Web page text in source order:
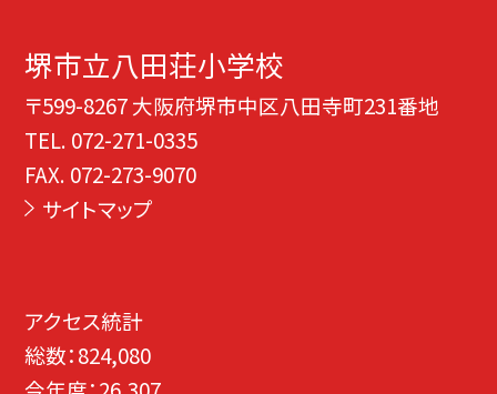
堺市立八田荘小学校
〒599-8267 大阪府堺市中区八田寺町231番地
TEL. 072-271-0335
FAX. 072-273-9070
サイトマップ
アクセス統計
総数：824,080